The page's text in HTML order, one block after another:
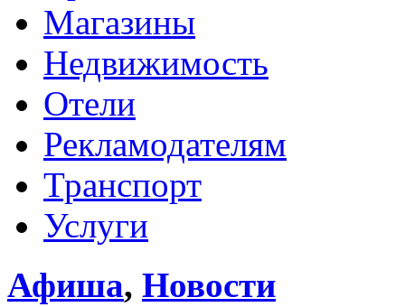
Магазины
Недвижимость
Отели
Рекламодателям
Транспорт
Услуги
Афиша, Новости